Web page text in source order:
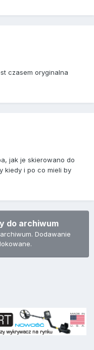
czasem oryginalna
jak je skierowano do
kiedy i po co mieli by
do archiwum
Dodawanie